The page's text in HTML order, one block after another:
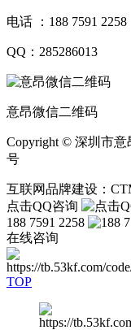
电话 ：188 7591 2258
QQ：285286013
意昂微信二维码
Copyright © 深圳市
号
互联网品牌建设：
点击QQ咨询
188 7591 2258
在线咨询
TOP